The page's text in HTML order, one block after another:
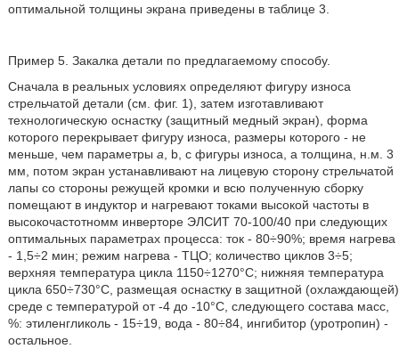
оптимальной толщины экрана приведены в таблице 3.
Пример 5. Закалка детали по предлагаемому способу.
Сначала в реальных условиях определяют фигуру износа
стрельчатой детали (см. фиг. 1), затем изготавливают
технологическую оснастку (защитный медный экран), форма
которого перекрывает фигуру износа, размеры которого - не
меньше, чем параметры а , b, c фигуры износа, а толщина, н.м. 3
мм, потом экран устанавливают на лицевую сторону стрельчатой
лапы со стороны режущей кромки и всю полученную сборку
помещают в индуктор и нагревают токами высокой частоты в
высокочастотномм инверторе ЭЛСИТ 70-100/40 при следующих
оптимальных параметрах процесса: ток - 80÷90%; время нагрева
- 1,5÷2 мин; режим нагрева - ТЦО; количество циклов 3÷5;
верхняя температура цикла 1150÷1270°С; нижняя температура
цикла 650÷730°С, размещая оснастку в защитной (охлаждающей)
среде с температурой от -4 до -10°С, следующего состава масс,
%: этиленгликоль - 15÷19, вода - 80÷84, ингибитор (уротропин) -
остальное.